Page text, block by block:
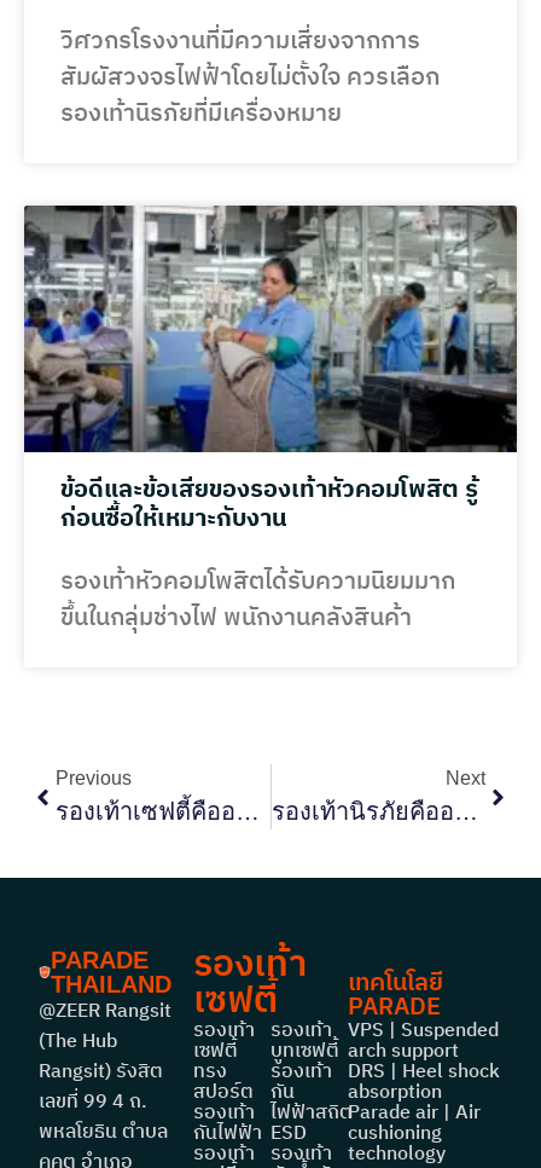
วิศวกรโรงงานที่มีความเสี่ยงจากการ
สัมผัสวงจรไฟฟ้าโดยไม่ตั้งใจ ควรเลือก
รองเท้านิรภัยที่มีเครื่องหมาย
ข้อดีและข้อเสียของรองเท้าหัวคอมโพสิต รู้
ก่อนซื้อให้เหมาะกับงาน
รองเท้าหัวคอมโพสิตได้รับความนิยมมาก
ขึ้นในกลุ่มช่างไฟ พนักงานคลังสินค้า
Previous
รองเท้าเซฟตี้คืออะไร? 5 วิธีเลือกรองเท้านิรภัยให้เหมาะกับงาน
Next
รองเท้านิรภัยคืออะไร? ต่างจากรองเท้าเซฟตี้ไหม เลือกแบบไหนให้เหมาะกับงาน
PARADE
THAILAND
@ZEER Rangsit
(The Hub
Rangsit) รังสิต
เลขที่ 99 4 ถ.
พหลโยธิน ตำบล
รองเท้า
เซฟตี้
รองเท้า
เซฟตี้
ทรง
สปอร์ต
รองเท้า
กันไฟฟ้า
รองเท้า
รองเท้า
บูทเซฟตี้
รองเท้า
กัน
ไฟฟ้าสถิต
ESD
รองเท้า
เทคโนโลยี
PARADE
VPS | Suspended
arch support
DRS | Heel shock
absorption
Parade air | Air
cushioning
technology